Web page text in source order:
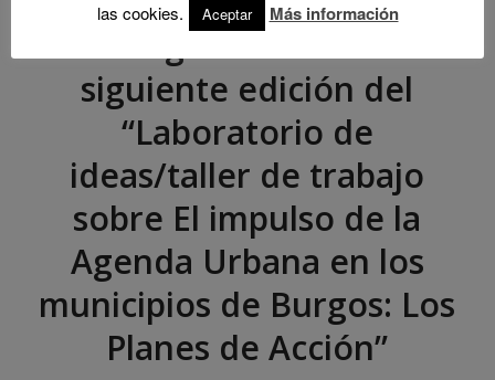
Burgos recibirá la
siguiente edición del
“Laboratorio de
ideas/taller de trabajo
sobre El impulso de la
Agenda Urbana en los
municipios de Burgos: Los
Planes de Acción”
las cookies.
Aceptar Más información